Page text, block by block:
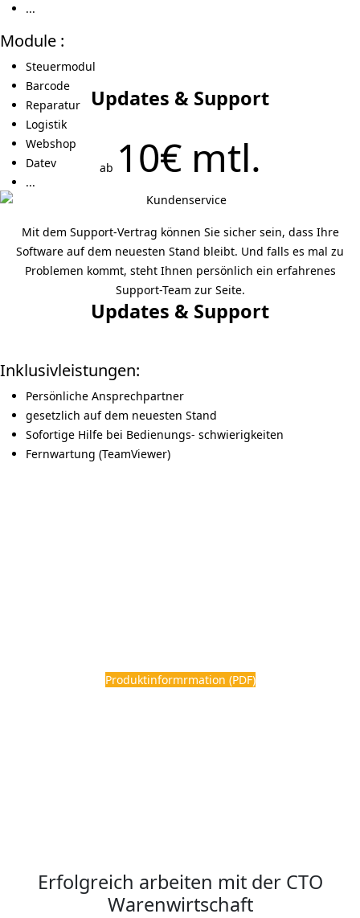
...
Module :
Steuermodul
Barcode
Reparatur
Logistik
Webshop
Datev
...
Updates & Support
ab 10€ mtl.
Mit dem Support-Vertrag können Sie sicher sein, dass Ihre
Software auf dem neuesten Stand bleibt. Und falls es mal zu
Problemen kommt, steht Ihnen persönlich ein erfahrenes
Support-Team zur Seite.
Updates & Support
Inklusivleistungen:
Persönliche Ansprechpartner
gesetzlich auf dem neuesten Stand
Sofortige Hilfe bei Bedienungs- schwierigkeiten
Fernwartung (TeamViewer)
Produktinformrmation (PDF)
Erfolgreich arbeiten mit der CTO
Warenwirtschaft